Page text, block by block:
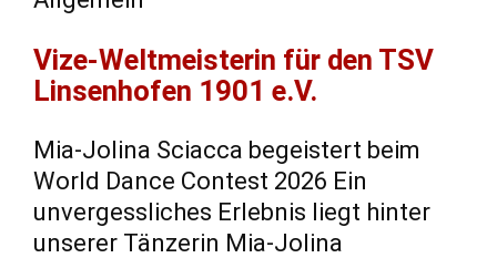
Vize-Weltmeisterin für den TSV
Linsenhofen 1901 e.V.
Mia-Jolina Sciacca begeistert beim
World Dance Contest 2026 Ein
unvergessliches Erlebnis liegt hinter
unserer Tänzerin Mia-Jolina